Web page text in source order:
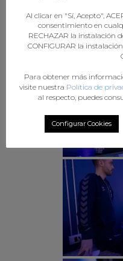
Al clicar en "Sí, Acepto",
consentimiento en
RECHAZAR la instalación
CONFIGURAR la
Para obtener más
visite nuestra Política de
al respecto, puedes
Configurar Cookies